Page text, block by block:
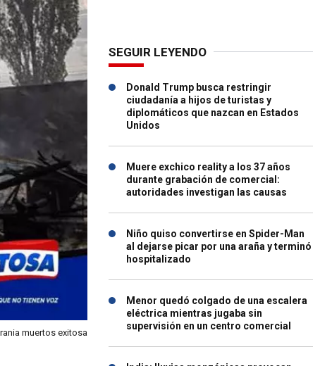
muertos exitosa
SEGUIR LEYENDO
Donald Trump busca restringir
ciudadanía a hijos de turistas y
diplomáticos que nazcan en Estados
Unidos
Muere exchico reality a los 37 años
durante grabación de comercial:
autoridades investigan las causas
Niño quiso convertirse en Spider-Man
al dejarse picar por una araña y terminó
hospitalizado
Menor quedó colgado de una escalera
eléctrica mientras jugaba sin
supervisión en un centro comercial